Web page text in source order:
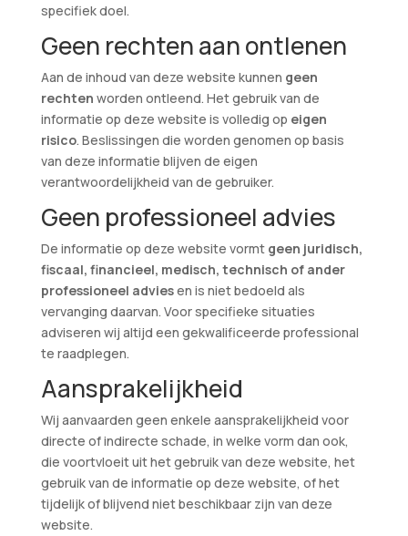
specifiek doel.
Geen rechten aan ontlenen
Aan de inhoud van deze website kunnen geen
rechten worden ontleend. Het gebruik van de
informatie op deze website is volledig op eigen
risico. Beslissingen die worden genomen op basis
van deze informatie blijven de eigen
verantwoordelijkheid van de gebruiker.
Geen professioneel advies
De informatie op deze website vormt geen juridisch,
fiscaal, financieel, medisch, technisch of ander
professioneel adviesen is niet bedoeld als
vervanging daarvan. Voor specifieke situaties
adviseren wij altijd een gekwalificeerde professional
te raadplegen.
Aansprakelijkheid
Wij aanvaarden geen enkele aansprakelijkheid voor
directe of indirecte schade, in welke vorm dan ook,
die voortvloeit uit het gebruik van deze website, het
gebruik van de informatie op deze website, of het
tijdelijk of blijvend niet beschikbaar zijn van deze
website.